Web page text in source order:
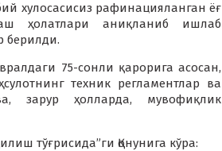
хулосасисиз рафинацияланган ёғ
ҳолатлари аниқланиб ишлаб
берилди.
75-сонли қарорига асосан,
техник регламентлар ва
зарур ҳолларда, мувофиқлик
тўғрисида”ги Қонунига кўра: